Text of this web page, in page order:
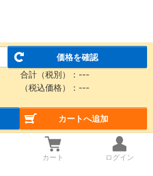
価格を確認
合計（税別）： ---
（税込価格）： ---
カートへ追加
カート ログイン